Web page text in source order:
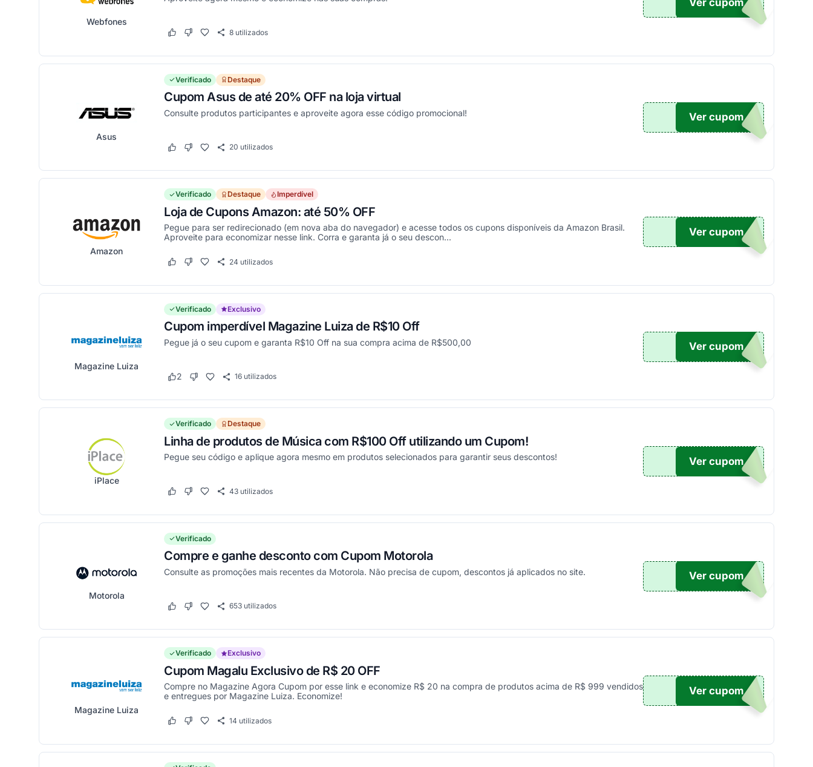
Webfones
Este cupom funcionou
Este cupom não funcionou
8 utilizados
Asus
Verificado Destaque
Cupom Asus de até 20% OFF na loja virtual
Consulte produtos participantes e aproveite agora esse código promocional!
Este cupom funcionou
Este cupom não funcionou
20 utilizados
20
Ver cupom
Amazon
Verificado Destaque Imperdível
Loja de Cupons Amazon: até 50% OFF
Pegue para ser redirecionado (em nova aba do navegador) e acesse todos os cupons disponíveis da Amazon Brasil.
Aproveite para economizar nesse link. Corra e garanta já o seu descon...
Este cupom funcionou
Este cupom não funcionou
24 utilizados
TICO
Ver cupom
Magazine Luiza
Verificado Exclusivo
Cupom imperdível Magazine Luiza de R$10 Off
Pegue já o seu cupom e garanta R$10 Off na sua compra acima de R$500,00
Este cupom funcionou
2 Este cupom não funcionou
16 utilizados
UPOM
Ver cupom
iPlace
Verificado Destaque
Linha de produtos de Música com R$100 Off utilizando um Cupom!
Pegue seu código e aplique agora mesmo em produtos selecionados para garantir seus descontos!
Este cupom funcionou
Este cupom não funcionou
43 utilizados
100
Ver cupom
Motorola
Verificado
Compre e ganhe desconto com Cupom Motorola
Consulte as promoções mais recentes da Motorola. Não precisa de cupom, descontos já aplicados no site.
Este cupom funcionou
Este cupom não funcionou
653 utilizados
TICO
Ver cupom
Magazine Luiza
Verificado Exclusivo
Cupom Magalu Exclusivo de R$ 20 OFF
Compre no Magazine Agora Cupom por esse link e economize R$ 20 na compra de produtos acima de R$ 999 vendidos
e entregues por Magazine Luiza. Economize!
Este cupom funcionou
Este cupom não funcionou
14 utilizados
UPOM
Ver cupom